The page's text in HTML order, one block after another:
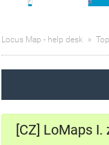
Locus Map - help desk
[CZ] LoMaps